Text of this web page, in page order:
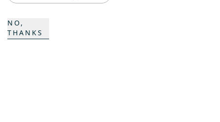
K COMPOSITES
NO,
THANKS